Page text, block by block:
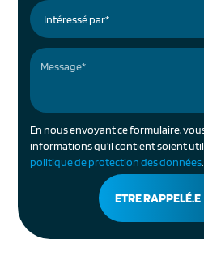
En nous envoyant ce formulaire,
informations qu'il contient soient
politique de protection des données